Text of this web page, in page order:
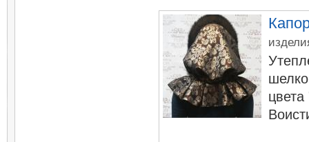
цвета